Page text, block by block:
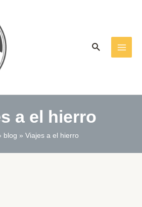
Buscar
a el hierro
blog Viajes a el hierro